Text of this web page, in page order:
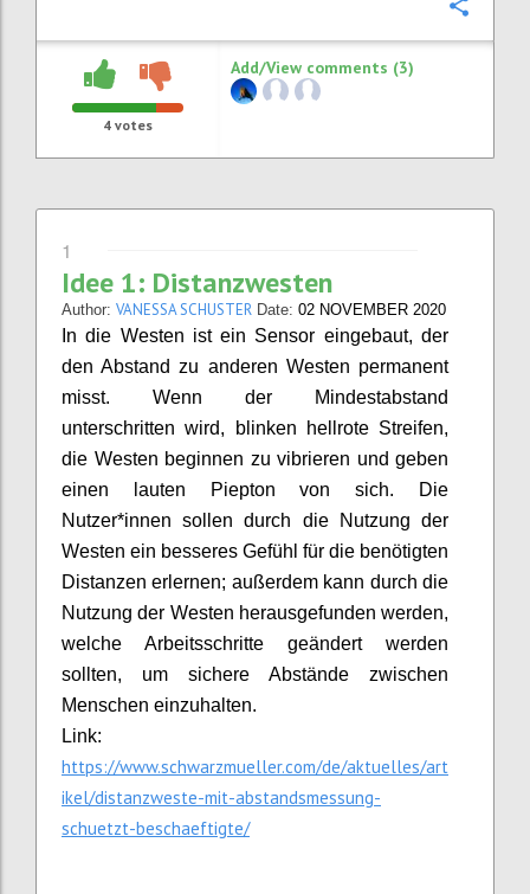
4 votes
Add/View comments (3)
1
Idee 1: Distanzwesten
Author: VANESSA SCHUSTER Date: 02 NOVEMBER 2020
In die Westen ist ein Sensor eingebaut, der
den Abstand zu anderen Westen permanent
misst. Wenn der Mindestabstand
unterschritten wird, blinken hellrote Streifen,
die Westen beginnen zu vibrieren und geben
einen lauten Piepton von sich. Die
Nutzer*innen sollen durch die Nutzung der
Westen ein besseres Gefühl für die benötigten
Distanzen erlernen; außerdem kann durch die
Nutzung der Westen herausgefunden werden,
welche Arbeitsschritte geändert werden
sollten, um sichere Abstände zwischen
Menschen einzuhalten.
Link:
https://www.schwarzmueller.com/de/aktuelles/art
ikel/distanzweste-mit-abstandsmessung-
schuetzt-beschaeftigte/